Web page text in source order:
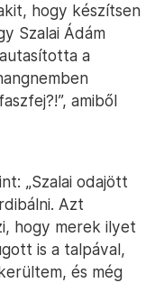
hogy készítsen
Szalai Ádám
a
amiből
„Szalai odajött
Azt
hogy merek ilyet
is a talpával,
és még